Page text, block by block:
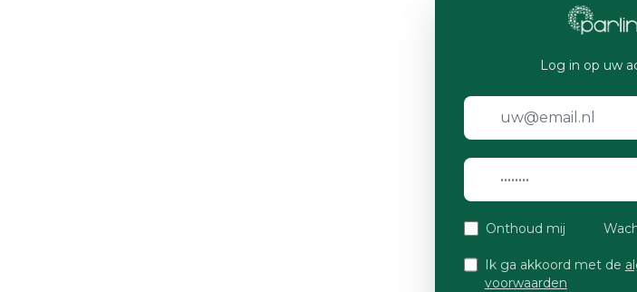
Log in op uw
Onthoud mij
Ik ga akkoord met de
voorwaarden